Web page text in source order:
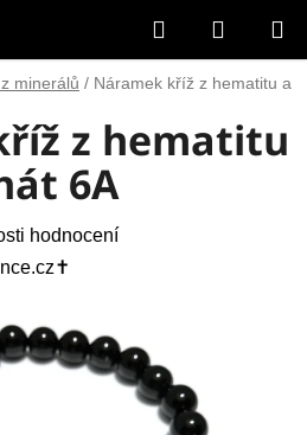
Hledat
KOŠÍK
minerálů / Náramek kříž z hematitu a
z hematitu
6A
hodnocení